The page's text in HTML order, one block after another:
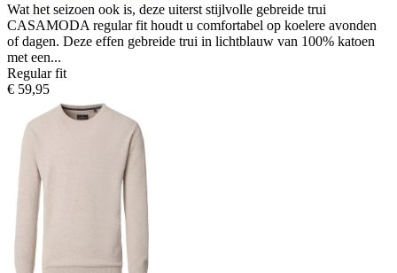
Wat het seizoen ook is, deze uiterst stijlvolle gebreide trui
CASAMODA regular fit houdt u comfortabel op koelere avonden
of dagen. Deze effen gebreide trui in lichtblauw van 100% katoen
met een...
Regular fit
€ 59,95